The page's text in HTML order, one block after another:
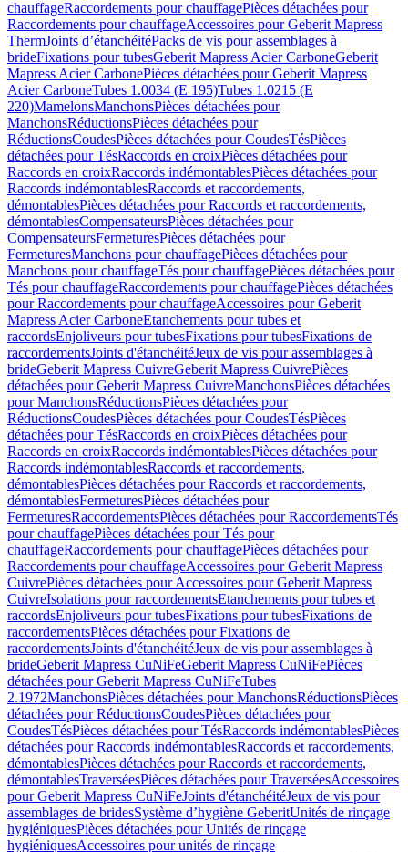
chauffageRaccordements pour chauffagePièces détachées pour
Raccordements pour chauffageAccessoires pour Geberit Mapress
ThermJoints d’étanchéitéPacks de vis pour assemblages à
brideFixations pour tubesGeberit Mapress Acier CarboneGeberit
Mapress Acier CarbonePièces détachées pour Geberit Mapress
Acier CarboneTubes 1.0034 (E 195)Tubes 1.0215 (E
220)MamelonsManchonsPièces détachées pour
ManchonsRéductionsPièces détachées pour
RéductionsCoudesPièces détachées pour CoudesTésPièces
détachées pour TésRaccords en croixPièces détachées pour
Raccords en croixRaccords indémontablesPièces détachées pour
Raccords indémontablesRaccords et raccordements,
démontablesPièces détachées pour Raccords et raccordements,
démontablesCompensateursPièces détachées pour
CompensateursFermeturesPièces détachées pour
FermeturesManchons pour chauffagePièces détachées pour
Manchons pour chauffageTés pour chauffagePièces détachées pour
Tés pour chauffageRaccordements pour chauffagePièces détachées
pour Raccordements pour chauffageAccessoires pour Geberit
Mapress Acier CarboneEtanchements pour tubes et
raccordsEnjoliveurs pour tubesFixations pour tubesFixations de
raccordementsJoints d'étanchéitéJeux de vis pour assemblages à
brideGeberit Mapress CuivreGeberit Mapress CuivrePièces
détachées pour Geberit Mapress CuivreManchonsPièces détachées
pour ManchonsRéductionsPièces détachées pour
RéductionsCoudesPièces détachées pour CoudesTésPièces
détachées pour TésRaccords en croixPièces détachées pour
Raccords en croixRaccords indémontablesPièces détachées pour
Raccords indémontablesRaccords et raccordements,
démontablesPièces détachées pour Raccords et raccordements,
démontablesFermeturesPièces détachées pour
FermeturesRaccordementsPièces détachées pour RaccordementsTés
pour chauffagePièces détachées pour Tés pour
chauffageRaccordements pour chauffagePièces détachées pour
Raccordements pour chauffageAccessoires pour Geberit Mapress
CuivrePièces détachées pour Accessoires pour Geberit Mapress
CuivreIsolations pour raccordementsEtanchements pour tubes et
raccordsEnjoliveurs pour tubesFixations pour tubesFixations de
raccordementsPièces détachées pour Fixations de
raccordementsJoints d'étanchéitéJeux de vis pour assemblages à
brideGeberit Mapress CuNiFeGeberit Mapress CuNiFePièces
détachées pour Geberit Mapress CuNiFeTubes
2.1972ManchonsPièces détachées pour ManchonsRéductionsPièces
détachées pour RéductionsCoudesPièces détachées pour
CoudesTésPièces détachées pour TésRaccords indémontablesPièces
détachées pour Raccords indémontablesRaccords et raccordements,
démontablesPièces détachées pour Raccords et raccordements,
démontablesTraverséesPièces détachées pour TraverséesAccessoires
pour Geberit Mapress CuNiFeJoints d'étanchéitéJeux de vis pour
assemblages de bridesSystème d’hygiène GeberitUnités de rinçage
hygiéniquesPièces détachées pour Unités de rinçage
hygiéniquesAccessoires pour unités de rinçage